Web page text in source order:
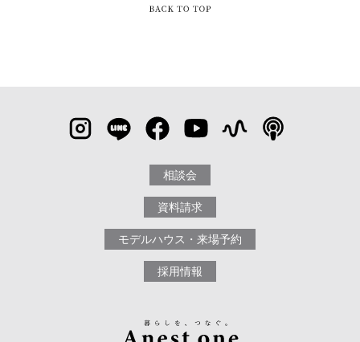
相談会
資料請求
モデルハウス・来場予約
採用情報